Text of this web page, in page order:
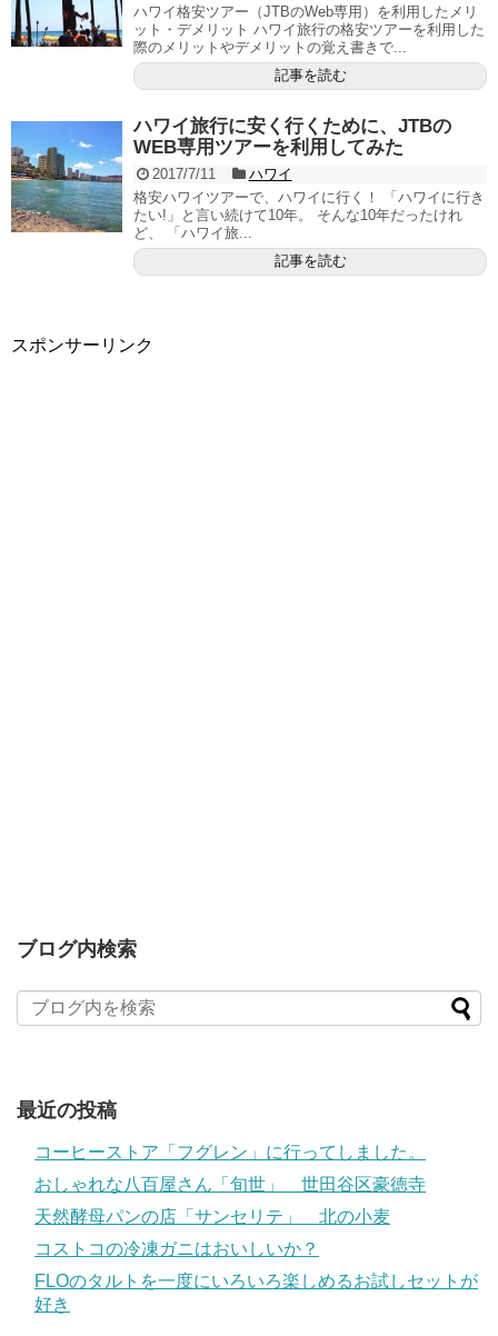
ハワイ格安ツアー（JTBのWeb専用）を利用したメリ
ット・デメリット ハワイ旅行の格安ツアーを利用した
際のメリットやデメリットの覚え書きで...
記事を読む
ハワイ旅行に安く行くために、JTBの
WEB専用ツアーを利用してみた
2017/7/11
ハワイ
格安ハワイツアーで、ハワイに行く！ 「ハワイに行き
たい!」と言い続けて10年。 そんな10年だったけれ
ど、 「ハワイ旅...
記事を読む
スポンサーリンク
ブログ内検索
最近の投稿
コーヒーストア「フグレン」に行ってしました。
おしゃれな八百屋さん「旬世」 世田谷区豪徳寺
天然酵母パンの店「サンセリテ」 北の小麦
コストコの冷凍ガニはおいしいか？
FLOのタルトを一度にいろいろ楽しめるお試しセットが
好き